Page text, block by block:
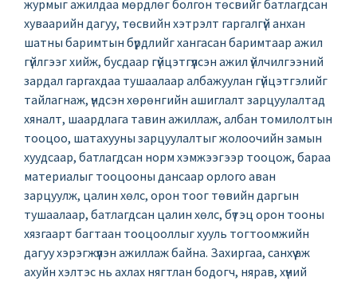
журмыг ажилдаа мөрдлөг болгон төсвийг батлагдсан
хуваарийн дагуу, төсвийн хэтрэлт гаргалгүй анхан
шатны баримтын бүрдлийг хангасан баримтаар ажил
гүйлгээг хийж, бусдаар гүйцэтгүүлсэн ажил үйлчилгээний
зардал гаргахдаа тушаалаар албажуулан гүйцэтгэлийг
тайлагнаж, үндсэн хөрөнгийн ашиглалт зарцуулалтад
хяналт, шаардлага тавин ажиллаж, албан томилолтын
тооцоо, шатахууны зарцуулалтыг жолоочийн замын
хуудсаар, батлагдсан норм хэмжээгээр тооцож, бараа
материалыг тооцооны дансаар орлого аван
зарцуулж, цалин хөлс, орон тоог төвийн даргын
тушаалаар, батлагдсан цалин хөлс, бүтэц орон тооны
хязгаарт багтаан тооцооллыг хууль тогтоомжийн
дагуу хэрэгжүүлэн ажиллаж байна. Захиргаа, санхүү аж
ахуйн хэлтэс нь ахлах нягтлан бодогч, нярав, хүний